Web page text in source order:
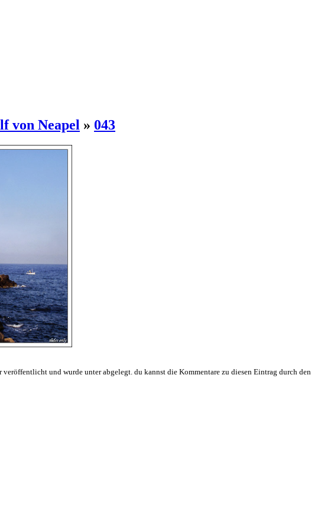
von Neapel » 043
und wurde unter abgelegt. du kannst die Kommentare zu diesen Eintrag durch den